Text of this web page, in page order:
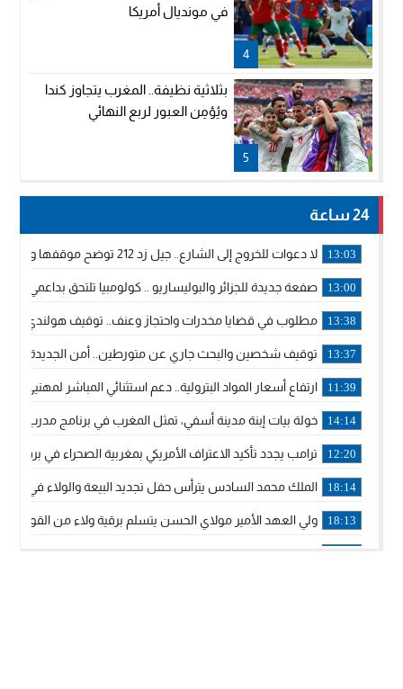
4
في مونديال أمريكا
5
بثلاثية نظيفة.. المغرب يتجاوز كندا
ويُؤمِن العبور لربع النهائي
24 ساعة
13:03 لا دعوات للخروج إلى الشارع.. جيل زد 212 توضح موقفها وتؤكد أن المنشورات المنسوبة إليها لا تمثل موقفها الرسمي.
13:00 صفعة جديدة للجزائر والبوليساريو .. كولومبيا تلتحق بداعمي
13:38 مطلوب في قضايا مخدرات واحتجاز وعنف.. توقيف هولندي
13:37 توقيف شخصين والبحث جاري عن متورطين.. أمن الجديدة يفك
11:39 ارتفاع أسعار المواد البترولية.. دعم استثنائي المباشر لمهنيي
14:14 خولة بيات إبنة مدينة أسفي، تمثل المغرب في برنامج مدرب
12:20 ترامب يجدد تأكيد الاعتراف الأمريكي بمغربية الصحراء في برقية
18:14 الملك محمد السادس يترأس حفل تجديد البيعة والولاء في
18:13 ولي العهد الأمير مولاي الحسن يتسلم برقية ولاء من القوات